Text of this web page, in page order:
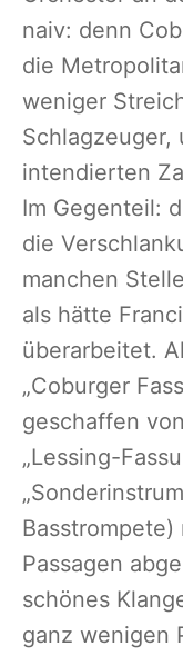
naiv: denn
die
weniger
Schlagzeuger,
intendierten
Im Gegenteil:
die
manchen
als hätte
überarbeitet.
„Coburger
geschaffen
„Lessing-
Passagen
schönes
ganz wenigen